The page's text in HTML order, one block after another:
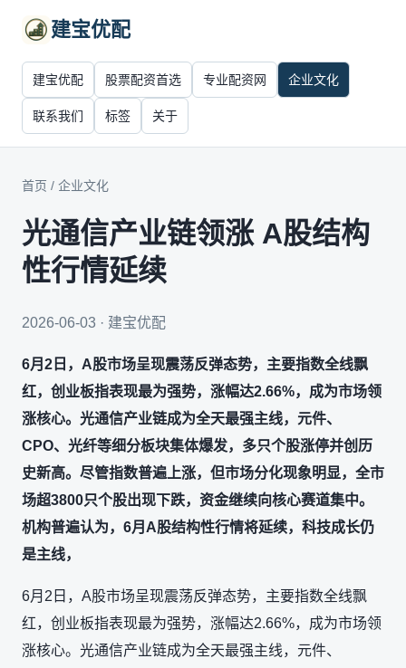
建宝优配
建宝优配 股票配资首选 专业配资网 企业文化
联系我们 标签 关于
首页 / 企业文化
光通信产业链领涨 A股结构
性行情延续
2026-06-03 · 建宝优配
6月2日，A股市场呈现震荡反弹态势，主要指数全线飘
红，创业板指表现最为强势，涨幅达2.66%，成为市场领
涨核心。光通信产业链成为全天最强主线，元件、
CPO、光纤等细分板块集体爆发，多只个股涨停并创历
史新高。尽管指数普遍上涨，但市场分化现象明显，全市
场超3800只个股出现下跌，资金继续向核心赛道集中。
机构普遍认为，6月A股结构性行情将延续，科技成长仍
是主线，
6月2日，A股市场呈现震荡反弹态势，主要指数全线飘
红，创业板指表现最为强势，涨幅达2.66%，成为市场领
涨核心。光通信产业链成为全天最强主线，元件、